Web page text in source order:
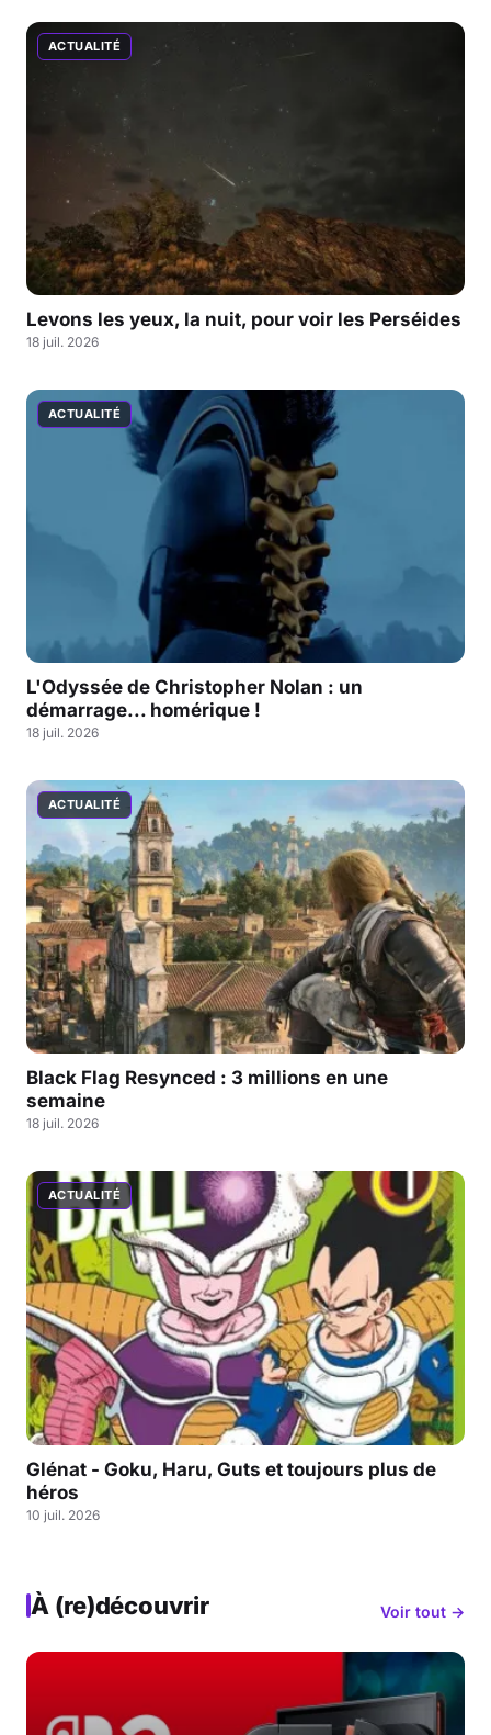
ACTUALITÉ
Levons les yeux, la nuit, pour voir les Perséides
18 juil. 2026
ACTUALITÉ
L'Odyssée de Christopher Nolan : un
démarrage... homérique !
18 juil. 2026
ACTUALITÉ
Black Flag Resynced : 3 millions en une
semaine
18 juil. 2026
ACTUALITÉ
Glénat - Goku, Haru, Guts et toujours plus de
héros
10 juil. 2026
À (re)découvrir Voir tout →